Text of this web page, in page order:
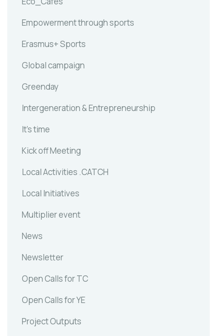
Empowerment through sports
Erasmus+ Sports
Global campaign
Greenday
Intergeneration & Entrepreneurship
It's time
Kick off Meeting
Local Activities .CATCH
Local Initiatives
Multiplier event
News
Newsletter
Open Calls for TC
Open Calls for YE
Project Outputs